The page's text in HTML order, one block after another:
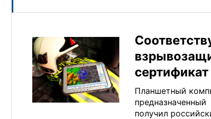
Планшетный
получил